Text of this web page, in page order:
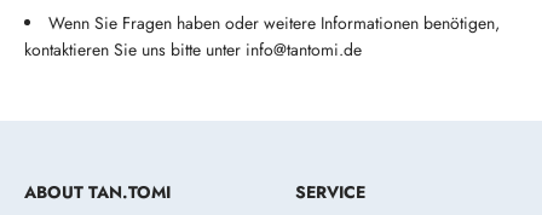
Wenn Sie Fragen haben oder weitere Informationen benötigen,
kontaktieren Sie uns bitte unter info@tantomi.de
ABOUT TAN.TOMI
SERVICE